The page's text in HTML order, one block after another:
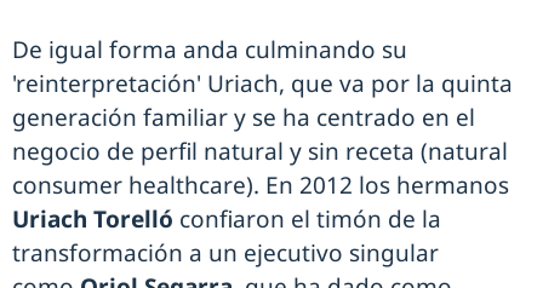
De igual forma anda culminando su
'reinterpretación' Uriach, que va por la quinta
generación familiar y se ha centrado en el
negocio de perfil natural y sin receta (natural
consumer healthcare). En 2012 los hermanos
Uriach Torelló confiaron el timón de la
transformación a un ejecutivo singular